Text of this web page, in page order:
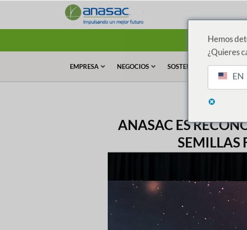
EMPRESA NEGOCIOS SOSTENIBILIDAD
ANASAC ES
SEMILLAS
Hemos
¿Quieres
EN